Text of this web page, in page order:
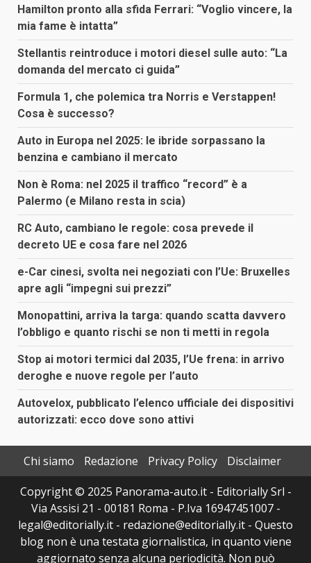
Hamilton pronto alla sfida Ferrari: “Voglio vincere, la
mia fame è intatta”
Stellantis reintroduce i motori diesel sulle auto: “La
domanda del mercato ci guida”
Formula 1, che polemica tra Norris e Verstappen!
Cosa è successo?
Auto in Europa nel 2025: le ibride sorpassano la
benzina e cambiano il mercato
Non è Roma: nel 2025 il traffico “record” è a
Palermo (e Milano resta in scia)
RC Auto, cambiano le regole: cosa prevede il
decreto UE e cosa fare nel 2026
e-Car cinesi, svolta nei negoziati con l’Ue: Bruxelles
apre agli “impegni sui prezzi”
Monopattini, arriva la targa: quando scatta davvero
l’obbligo e quanto rischi se non ti metti in regola
Stop ai motori termici dal 2035, l’Ue frena: in arrivo
deroghe e nuove regole per l’auto
Autovelox, pubblicato l’elenco ufficiale dei dispositivi
autorizzati: ecco dove sono attivi
Chi siamo Redazione Privacy Policy
Disclaimer
Copyright © 2025 Panorama-auto.it - Editorially Srl -
Via Assisi 21 - 00181 Roma - P.Iva 16947451007 -
legal@editorially.it - redazione@editorially.it - Questo
blog non è una testata giornalistica, in quanto viene
aggiornato senza alcuna periodicità. Non può